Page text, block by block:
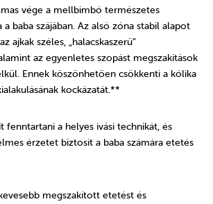
vége a mellbimbó természetes
baba szájában. Az alsó zóna stabil alapot
ajkak széles, „halacskaszerű”
az egyenletes szopást megszakítások
Ennek köszönhetően csökkenti a kólika
kockázatát.**
fenntartani a helyes ivási technikát, és
érzetet biztosít a baba számára etetés
megszakított etetést és